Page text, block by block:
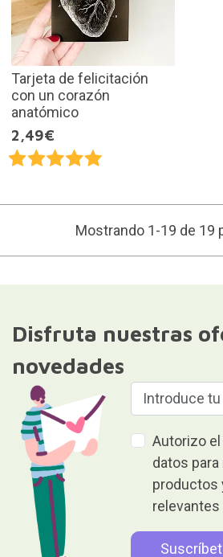
Tarjeta de felicitación
con un corazón
anatómico
2,49€
Mostrando 1-19 de 19
Disfruta nuestras
novedades
Autorizo
datos
productos
relevantes